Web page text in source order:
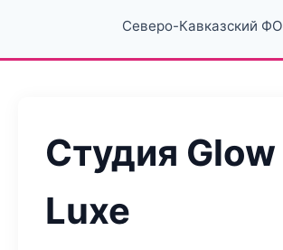
Северо-Кавказский ФО
Студия Glow
Luxe